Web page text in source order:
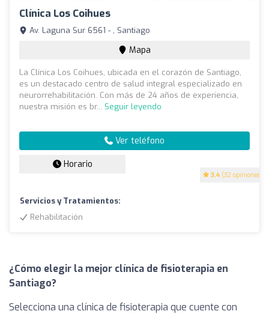
Clínica Los Coihues
3.4 (32 opiniones)
Av. Laguna Sur 6561 - , Santiago
Mapa
La Clínica Los Coihues, ubicada en el corazón de Santiago,
es un destacado centro de salud integral especializado en
neurorrehabilitación. Con más de 24 años de experiencia,
nuestra misión es br... Seguir leyendo
Ver teléfono
Horario
Servicios y Tratamientos:
Rehabilitación
¿Cómo elegir la mejor clínica de fisioterapia en
Santiago?
Selecciona una clínica de fisioterapia que cuente con